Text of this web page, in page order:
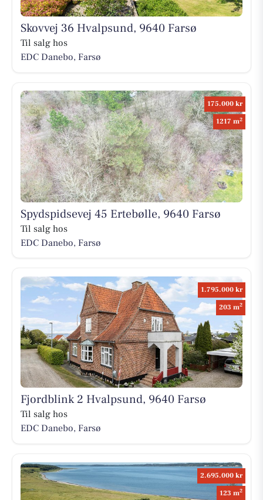
Skovvej 36 Hvalpsund, 9640 Farsø
Til salg hos
EDC Danebo, Farsø
175.000 kr
1217 m2
Spydspidsevej 45 Ertebølle, 9640 Farsø
Til salg hos
EDC Danebo, Farsø
1.795.000 kr
203 m2
Fjordblink 2 Hvalpsund, 9640 Farsø
Til salg hos
EDC Danebo, Farsø
2.695.000 kr
123 m2